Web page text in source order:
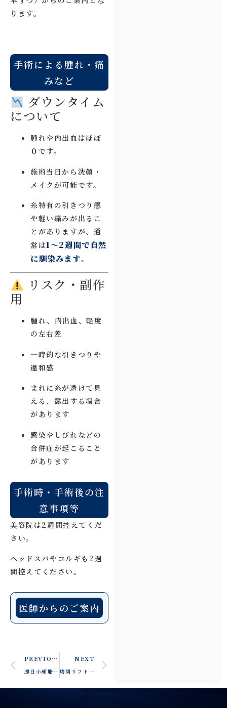
ります。
手術による腫れ・痛
みなど
ダウンタイム
について
腫れや内出血はほぼ
０です。
施術当日から洗顔・
メイクが可能です。
糸特有の引きつり感
や軽い痛みが出るこ
とがありますが、通
常は1～2週間で自然
に馴染みます。
リスク・副作
用
腫れ、内出血、軽度
の左右差
一時的な引きつりや
違和感
まれに糸が透けて見
える、露出する場合
があります
感染やしびれなどの
合併症が起こること
があります
手術時・手術後の注
意事項等
美容院は2週間控えてくだ
さい。
ヘッドスパやコルギも2週
間控えてください。
医師からのご案内
PREVIOUS
即日小顔脂肪吸引の症例写真
NEXT
切開リフト直後の症例写真